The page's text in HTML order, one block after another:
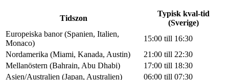
Tidszon
Typisk kval-tid
(Sverige)
Europeiska banor (Spanien, Italien,
Monaco)
15:00 till 16:30
Nordamerika (Miami, Kanada, Austin)
21:00 till 22:30
Mellanöstern (Bahrain, Abu Dhabi)
17:00 till 18:30
Asien/Australien (Japan, Australien)
06:00 till 07:30